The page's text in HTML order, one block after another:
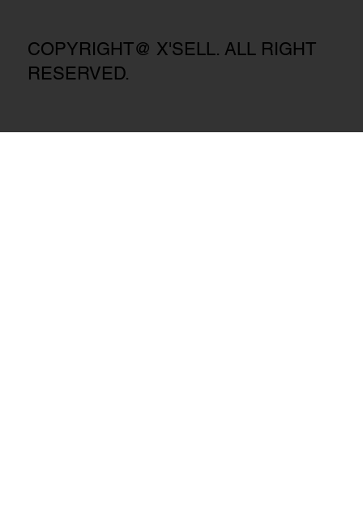
COPYRIGHT@ X'SELL. ALL RIGHT
RESERVED.